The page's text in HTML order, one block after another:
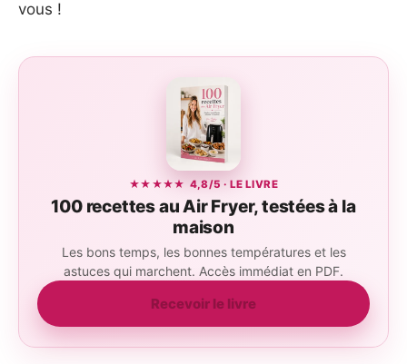
vous !
★★★★★ 4,8/5 · LE LIVRE
100 recettes au Air Fryer, testées à la
maison
Les bons temps, les bonnes températures et les
astuces qui marchent. Accès immédiat en PDF.
Recevoir le livre